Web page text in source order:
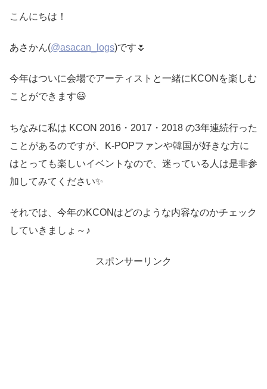
こんにちは！
あさかん(@asacan_logs)です🌷
今年はついに会場でアーティストと一緒にKCONを楽しむ
ことができます😃
ちなみに私は KCON 2016・2017・2018 の3年連続行った
ことがあるのですが、K-POPファンや韓国が好きな方に
はとっても楽しいイベントなので、迷っている人は是非参
加してみてください✨
それでは、今年のKCONはどのような内容なのかチェック
していきましょ～♪
スポンサーリンク